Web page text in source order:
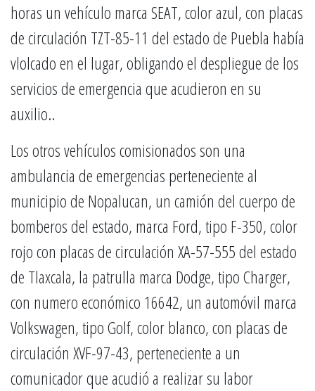
horas un vehículo marca SEAT, color azul, con placas
de circulación TZT-85-11 del estado de Puebla había
vlolcado en el lugar, obligando el despliegue de los
servicios de emergencia que acudieron en su
auxilio..
Los otros vehículos comisionados son una
ambulancia de emergencias perteneciente al
municipio de Nopalucan, un camión del cuerpo de
bomberos del estado, marca Ford, tipo F-350, color
rojo con placas de circulación XA-57-555 del estado
de Tlaxcala, la patrulla marca Dodge, tipo Charger,
con numero económico 16642, un automóvil marca
Volkswagen, tipo Golf, color blanco, con placas de
circulación XVF-97-43, perteneciente a un
comunicador que acudió a realizar su labor